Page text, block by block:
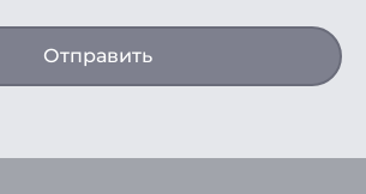
Отправить